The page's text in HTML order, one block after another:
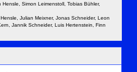
Simon Leimenstoll, Tobias Bühler,
Julian Meixner, Jonas Schneider, Leon
Jannik Schneider, Luis Hertenstein, Finn